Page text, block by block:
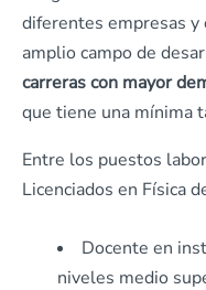
diferentes empresas y
amplio campo de
carreras con mayor
que tiene una mínima
Entre los puestos
Licenciados en Física
Docente en
niveles medio